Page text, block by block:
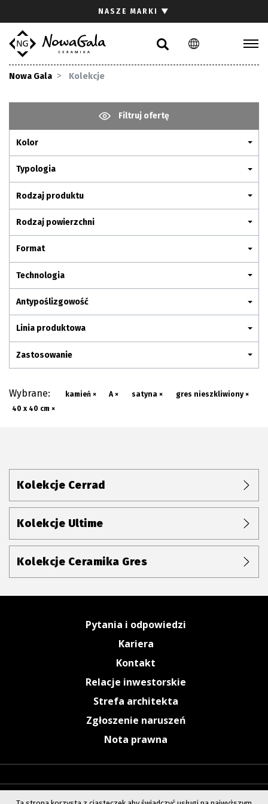
PL EN
NASZE MARKI ▼
Nowa Gala Kolekcje
Filtruj ofertę
Kolor
Typologia
Rodzaj produktu
Rodzaj powierzchni
Format
Technologia
Antypoślizgowość
Linia produktowa
Zastosowanie
Wybrane: kamień × A × satyna ×
gres nieszkliwiony ×
40 x 40 cm ×
Kolekcje Cerrad
Kolekcje Ultime
Kolekcje Ceramika Gres
Pytania i odpowiedzi
Kariera
Kontakt
Relacje inwestorskie
Strefa architekta
Zgłoszenie naruszeń
Nota prawna
Gdzie kupić
Pliki do pobrania
Pytania i odpowiedzi
Kariera
Kontakt
Komunikacja z akcjonariuszami